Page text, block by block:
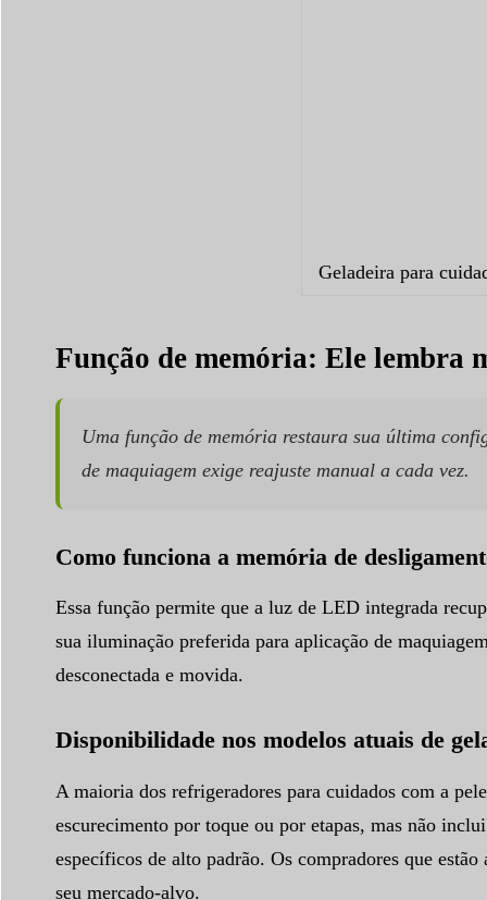
Geladeira para
Função de memória: Ele lembra
Uma função de memória restaura sua última
de maquiagem exige reajuste manual a cada vez.
Como funciona a memória de
Essa função permite que a luz de LED integrada
sua iluminação preferida para aplicação de
desconectada e movida.
Disponibilidade nos modelos atuais de
A maioria dos refrigeradores para cuidados com a
escurecimento por toque ou por etapas, mas não
específicos de alto padrão. Os compradores que
seu mercado-alvo.